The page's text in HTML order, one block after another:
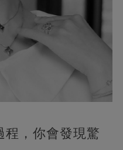
程，你會發現驚